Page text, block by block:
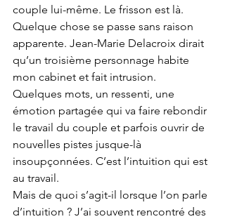
couple lui-même. Le frisson est là.
Quelque chose se passe sans raison
apparente. Jean-Marie Delacroix dirait
qu’un troisième personnage habite
mon cabinet et fait intrusion.
Quelques mots, un ressenti, une
émotion partagée qui va faire rebondir
le travail du couple et parfois ouvrir de
nouvelles pistes jusque-là
insoupçonnées. C’est l’intuition qui est
au travail.
Mais de quoi s’agit-il lorsque l’on parle
d’intuition ? J’ai souvent rencontré des